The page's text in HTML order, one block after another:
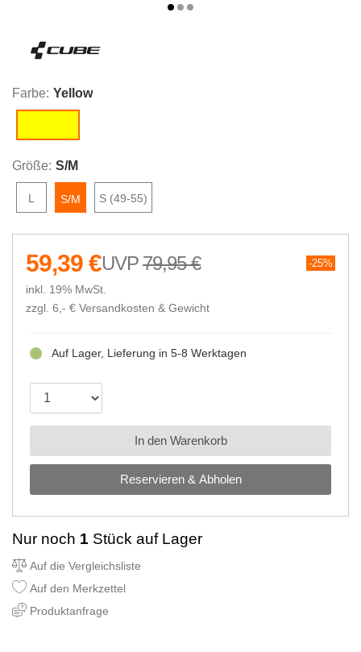
Farbe: Yellow
Größe: S/M
L S/M S (49-55)
79,95 € 25%
59,39 €
inkl. 19% MwSt.
zzgl. 6,- € Versandkosten & Gewicht
Reservieren & Abholen
Auf Lager, Lieferung in 5-8 Werktagen
In den Warenkorb
Nur noch 1 Stück auf Lager
Auf die Vergleichsliste
Auf den Merkzettel
Produktanfrage